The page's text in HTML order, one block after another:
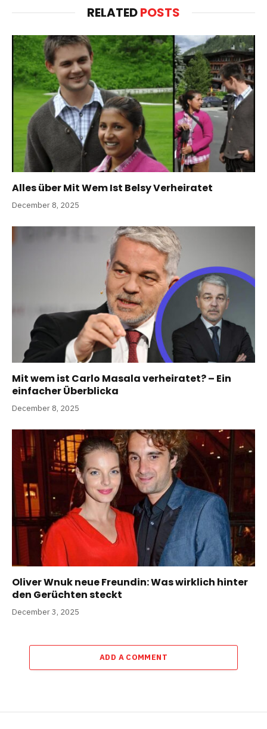
RELATEDPOSTS
Alles über Mit Wem Ist Belsy Verheiratet
December 8, 2025
Mit wem ist Carlo Masala verheiratet? – Ein
einfacher Überblicka
December 8, 2025
Oliver Wnuk neue Freundin: Was wirklich hinter
den Gerüchten steckt
December 3, 2025
ADD A COMMENT